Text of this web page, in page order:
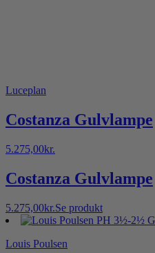
Luceplan
Costanza Gulvlampe
5.275,00kr.
Costanza Gulvlampe
5.275,00kr.Se produkt
Louis Poulsen